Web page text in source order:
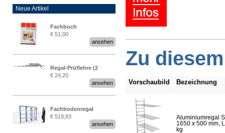
Neue Artikel
Fachbuch
„Regalprüfung nach DIN
€ 51,00
ansehen
Regal-Prüflehre (2
Stück)
€ 24,20
ansehen
Fachbodenregal
Stecksystem MultiPlus
2,25 Meter breit
€ 519,83
ansehen
Zu
Vorschaubild Bezeichnung
Aluminiumregal
1650 x 500 mm,
kg